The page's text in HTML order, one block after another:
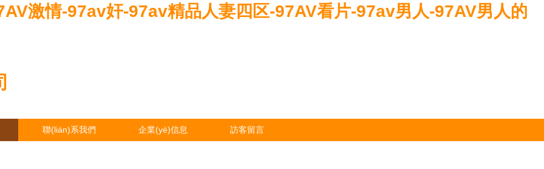
激情-97av奸-97av精品人妻四区-97AV看片-97av男人-97AV男人的
聯(lián)系我們 企業(yè)信息 訪客留言